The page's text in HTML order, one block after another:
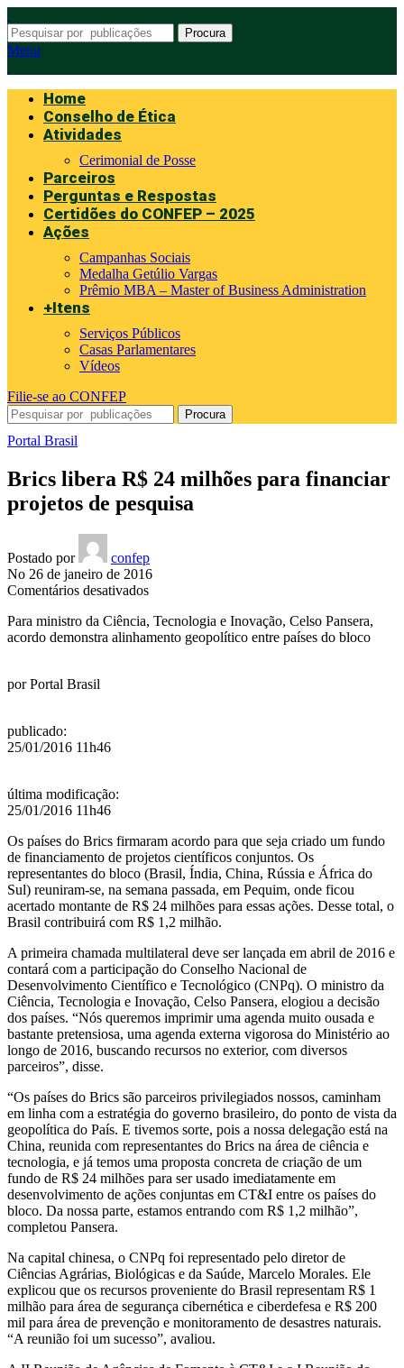
Procura
Menu
Home
Conselho de Ética
Atividades
Cerimonial de Posse
Parceiros
Perguntas e Respostas
Certidões do CONFEP – 2025
Ações
Campanhas Sociais
Medalha Getúlio Vargas
Prêmio MBA – Master of Business Administration
+Itens
Serviços Públicos
Casas Parlamentares
Vídeos
Filie-se ao CONFEP
Procura
Portal Brasil
Brics libera R$ 24 milhões para financiar
projetos de pesquisa
Postado por
confep
No 26 de janeiro de 2016
Comentários desativadosem
libera
R$
Para ministro da Ciência, Tecnologia e Inovação, Celso Pansera,
acordo demonstra alinhamento geopolítico entre países do bloco
porPortal Brasil
publicado:
25/01/2016 11h46
última modificação:
25/01/2016 11h46
Os países do Brics firmaram acordo para que seja criado um fundo
de financiamento de projetos científicos conjuntos. Os
representantes do bloco (Brasil, Índia, China, Rússia e África do
Sul) reuniram-se, na semana passada, em Pequim, onde ficou
acertado montante de R$ 24 milhões para essas ações. Desse total, o
Brasil contribuirá com R$ 1,2 milhão.
A primeira chamada multilateral deve ser lançada em abril de 2016 e
contará com a participação do Conselho Nacional de
Desenvolvimento Científico e Tecnológico (CNPq). O ministro da
Ciência, Tecnologia e Inovação, Celso Pansera, elogiou a decisão
dos países. “Nós queremos imprimir uma agenda muito ousada e
bastante pretensiosa, uma agenda externa vigorosa do Ministério ao
longo de 2016, buscando recursos no exterior, com diversos
parceiros”, disse.
“Os países do Brics são parceiros privilegiados nossos, caminham
em linha com a estratégia do governo brasileiro, do ponto de vista da
geopolítica do País. E tivemos sorte, pois a nossa delegação está na
China, reunida com representantes do Brics na área de ciência e
tecnologia, e já temos uma proposta concreta de criação de um
fundo de R$ 24 milhões para ser usado imediatamente em
desenvolvimento de ações conjuntas em CT&I entre os países do
bloco. Da nossa parte, estamos entrando com R$ 1,2 milhão”,
completou Pansera.
Na capital chinesa, o CNPq foi representado pelo diretor de
Ciências Agrárias, Biológicas e da Saúde, Marcelo Morales. Ele
explicou que os recursos proveniente do Brasil representam R$ 1
milhão para área de segurança cibernética e ciberdefesa e R$ 200
mil para área de prevenção e monitoramento de desastres naturais.
“A reunião foi um sucesso”, avaliou.